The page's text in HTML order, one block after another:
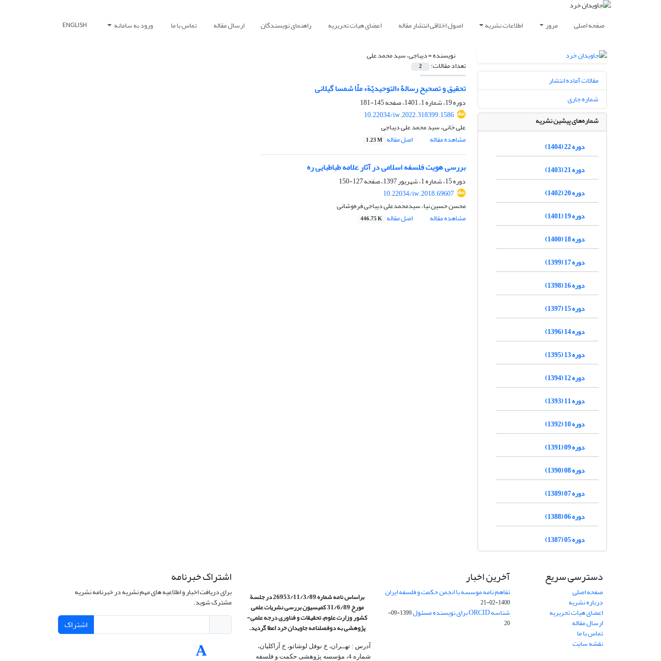
صفحه اصلی مرور اطلاعات نشریه اصول اخلاقی انتشار مقاله اعضای هیات تحریریه راهنمای نویسندگان ارسال مقاله تماس با ما ورود به سامانه ENGLISH
نویسنده =دیباجی، سید محمد علی
تعداد مقالات: 2
تحقیق و تصحیح رسالۀ «التوحیدیّة» ملّا شمسا گیلانی
دوره 19، شماره 1، 1401، صفحه
145-181
10.22034/iw.2022.318399.1586
علی خانی، سید محمد علی دیباجی
مشاهده مقاله
اصل مقاله 1.23 M
بررسی هویت فلسفه اسلامی در آثار علامه طباطبایی ره
دوره 15، شماره 1، شهریور 1397، صفحه
127-150
10.22034/iw.2018.69607
محسن حسین نیا، سیدمحمدعلی دیباجی فره‌وشانی
مشاهده مقاله
اصل مقاله 446.75 K
مقالات آماده انتشار
شماره جاری
شماره‌های پیشین نشریه
دوره 22 (1404)
دوره 21 (1403)
دوره 20 (1402)
دوره 19 (1401)
دوره 18 (1400)
دوره 17 (1399)
دوره 16 (1398)
دوره 15 (1397)
دوره 14 (1396)
دوره 13 (1395)
دوره 12 (1394)
دوره 11 (1393)
دوره 10 (1392)
دوره 09 (1391)
دوره 08 (1390)
دوره 07 (1389)
دوره 06 (1388)
دوره 05 (1387)
دسترسی سریع
صفحه اصلی
درباره نشریه
اعضای هیات تحریریه
ارسال مقاله
تماس با ما
نقشه سایت
آخرین اخبار
تفاهم نامه موسسه با انجمن حکمت و فلسفه ایران
1400-02-21
شناسه ORCID برای نویسنده مسئول
1399-09-
20
براساس نامه شماره 26953/11/3/89 در جلسة
مورخ 31/6/89 کمیسیون
بررسی نشریات علمی
کشور وزارت علوم، تحقیقات و فناوری درجه علمی‌-
پژوهشیبه دوفصلنامه جاویدان خرد اعطا گردید.
آدرس : تهــران، خ نوفل لوشاتو، خ آراکلیان،
شماره 4،‌ مؤسسه پژوهشی حکمت و فلسفه
اشتراک خبرنامه
برای دریافت اخبار و اطلاعیه های مهم نشریه در خبرنامه نشریه
مشترک شوید.
اشتراک